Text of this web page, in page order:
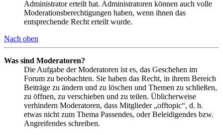
Administrator erteilt hat. Administratoren können auch volle
Moderationsberechtigungen haben, wenn ihnen das
entsprechende Recht erteilt wurde.
Nach oben
Was sind Moderatoren?
Die Aufgabe der Moderatoren ist es, das Geschehen im
Forum zu beobachten. Sie haben das Recht, in ihrem Bereich
Beiträge zu ändern und zu löschen und Themen zu schließen,
zu öffnen, zu verschieben und zu teilen. Üblicherweise
verhindern Moderatoren, dass Mitglieder „offtopic“, d. h.
etwas nicht zum Thema Passendes, oder Beleidigendes bzw.
Angreifendes schreiben.